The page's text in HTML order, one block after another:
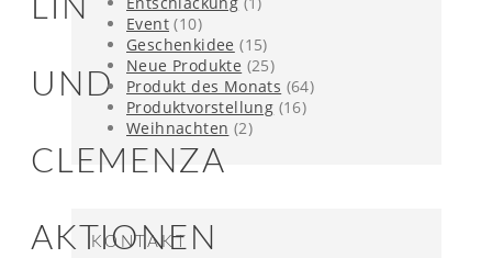
LIN
UND
CLEMENZA
AKTIONEN
Event (10)
Geschenkidee (15)
Neue Produkte (25)
Produkt des Monats (64)
Produktvorstellung (16)
Weihnachten (2)
KONTAKT